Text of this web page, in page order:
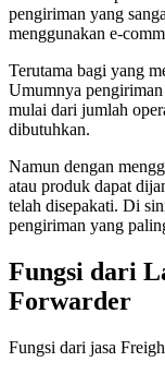
pengiriman yang
menggunakan e-
Terutama bagi yang
Umumnya
mulai dari jumlah
dibutuhkan.
Namun dengan
atau produk dapat
telah disepakati. Di
pengiriman yang
Fungsi dari
Forwarder
Fungsi dari jasa